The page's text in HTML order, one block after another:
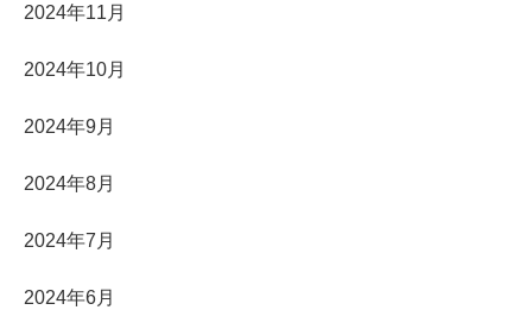
2024年11月
2024年10月
2024年9月
2024年8月
2024年7月
2024年6月